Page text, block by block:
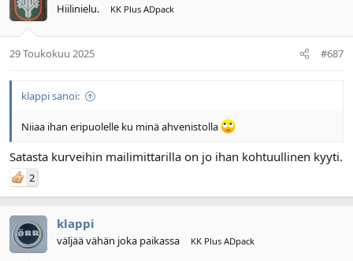
Hiilinielu. KK Plus ADpack
29 Toukokuu 2025 #687
klappi sanoi:
Niiaa ihan eripuolelle ku minä ahvenistolla
Satasta kurveihin mailimittarilla on jo ihan kohtuullinen kyyti.
2
klappi
väljää vähän joka paikassa KK Plus ADpack